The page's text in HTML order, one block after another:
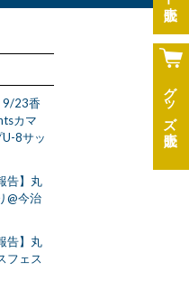
グッズ
9/23香
カマ
8サッ
告】丸
@今治
告】丸
フェス